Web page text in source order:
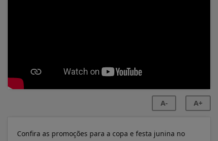
A- A+
Confira as promoções para a copa e festa junina no